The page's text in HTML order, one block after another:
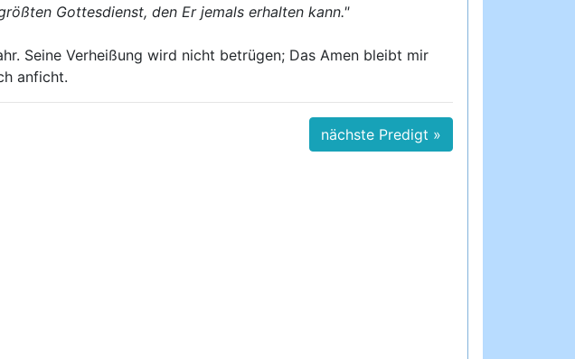
Gottesdienst, den Er jemals erhalten kann."
Seine Verheißung wird nicht betrügen; Das Amen bleibt mir
anficht.
nächste Predigt »